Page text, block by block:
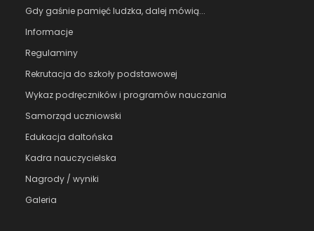
Gdy gaśnie pamięć ludzka, dalej mówią...
Informacje
Regulaminy
Rekrutacja do szkoły podstawowej
Wykaz podręczników i programów nauczania
Samorząd uczniowski
Edukacja daltońska
Kadra nauczycielska
Nagrody / wyniki
Galeria